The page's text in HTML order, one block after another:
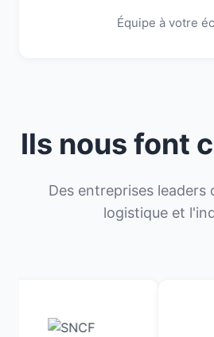
Équipe à votre
Ils nous font
Des entreprises leaders
logistique et